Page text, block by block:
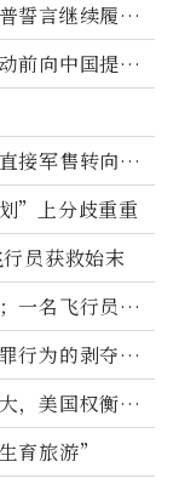
誓言继续履行
前向中国提供
接军售转向间
”上分歧重重
员获救始末
一名飞行员失
行为的剥夺公
，美国权衡地
育旅游”